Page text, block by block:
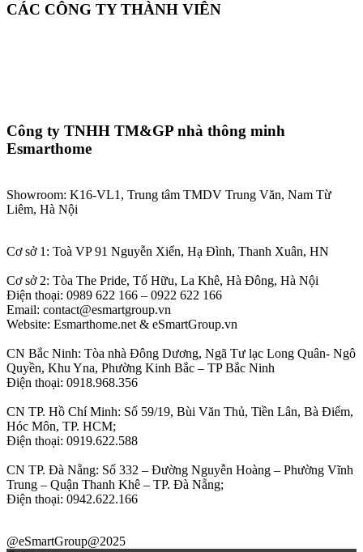
CÁC CÔNG TY THÀNH VIÊN
Công ty TNHH TM&GP nhà thông minh
Esmarthome
Showroom: K16-VL1, Trung tâm TMDV Trung Văn, Nam Từ
Liêm, Hà Nội
Cơ sở 1: Toà VP 91 Nguyễn Xiển, Hạ Đình, Thanh Xuân, HN
Cơ sở 2: Tòa The Pride, Tố Hữu, La Khê, Hà Đông, Hà Nội
Điện thoại: 0989 622 166 – 0922 622 166
Email: contact@esmartgroup.vn
Website: Esmarthome.net & eSmartGroup.vn
CN Bắc Ninh: Tòa nhà Đông Dương, Ngã Tư lạc Long Quân- Ngô
Quyền, Khu Yna, Phường Kinh Bắc – TP Bắc Ninh
Điện thoại: 0918.968.356
CN TP. Hồ Chí Minh: Số 59/19, Bùi Văn Thủ, Tiền Lân, Bà Điểm,
Hóc Môn, TP. HCM;
Điện thoại: 0919.622.588
CN TP. Đà Nẵng: Số 332 – Đường Nguyễn Hoàng – Phường Vĩnh
Trung – Quận Thanh Khê – TP. Đà Nẵng;
Điện thoại: 0942.622.166
@eSmartGroup@2025